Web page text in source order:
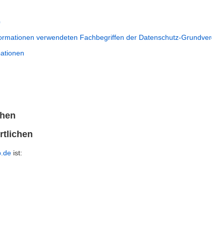
verwendeten Fachbegriffen der Datenschutz-
ist: